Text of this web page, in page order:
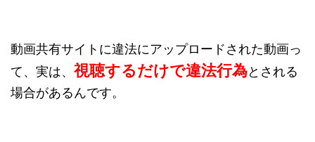
動画共有サイトに違法にアップロードされた動画っ
て、実は、 視聴するだけで違法行為とされる
場合があるんです。